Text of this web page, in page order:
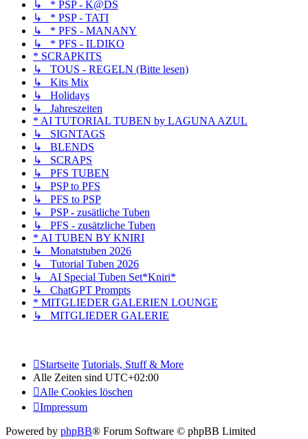
↳ * PSP - K@DS
↳ * PSP - TATI
↳ * PFS - MANANY
↳ * PFS - ILDIKO
* SCRAPKITS
↳ TOUS - REGELN (Bitte lesen)
↳ Kits Mix
↳ Holidays
↳ Jahreszeiten
* AI TUTORIAL TUBEN by LAGUNA AZUL
↳ SIGNTAGS
↳ BLENDS
↳ SCRAPS
↳ PFS TUBEN
↳ PSP to PFS
↳ PFS to PSP
↳ PSP - zusätliche Tuben
↳ PFS - zusätzliche Tuben
* AI TUBEN BY KNIRI
↳ Monatstuben 2026
↳ Tutorial Tuben 2026
↳ AI Special Tuben Set*Kniri*
↳ ChatGPT Prompts
* MITGLIEDER GALERIEN LOUNGE
↳ MITGLIEDER GALERIE
Startseite Tutorials, Stuff & More
Alle Zeiten sind UTC+02:00
Alle Cookies löschen
Impressum
Powered by phpBB® Forum Software © phpBB Limited